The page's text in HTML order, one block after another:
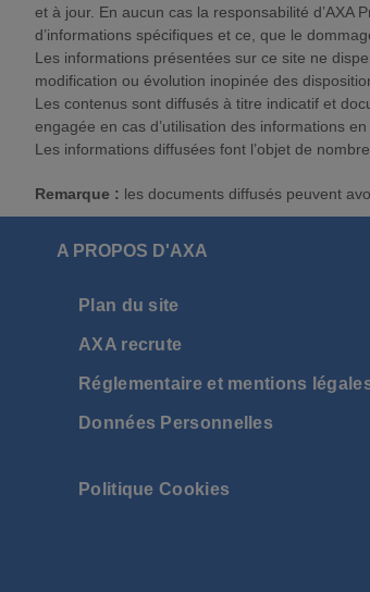
et à jour. En aucun cas la responsabilité
d’informations spécifiques et ce, que le
Les informations présentées sur ce site ne
modification ou évolution inopinée des
Les contenus sont diffusés à titre indicatif et
engagée en cas d’utilisation des informations
Les informations diffusées font l’objet de
Remarque : les documents diffusés peuvent
A PROPOS D'AXA
Plan du site
AXA recrute
Réglementaire et mentions
Données Personnelles
Politique Cookies